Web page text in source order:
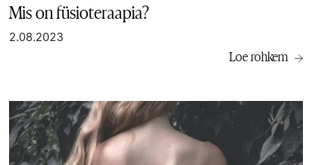
Mis on füsioteraapia?
2.08.2023
Loe rohkem